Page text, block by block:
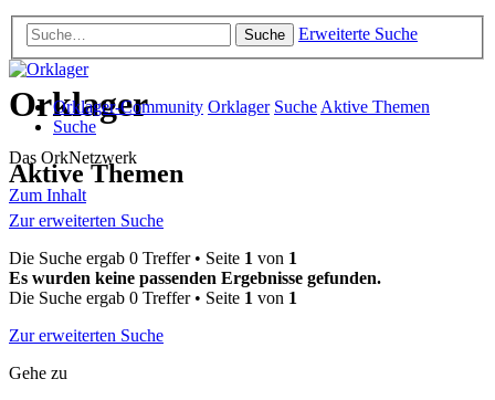
Suche Erweiterte Suche
Orklager
Das OrkNetzwerk
Zum Inhalt
Orklager-Community Orklager SucheAktive Themen
Suche
Aktive Themen
Zur erweiterten Suche
Die Suche ergab 0 Treffer • Seite 1 von 1
Es wurden keine passenden Ergebnisse gefunden.
Die Suche ergab 0 Treffer • Seite 1 von 1
Zur erweiterten Suche
Gehe zu